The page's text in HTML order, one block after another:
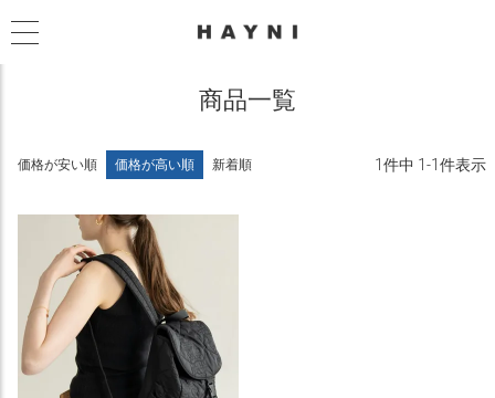
商品一覧
価格が安い順 価格が高い順 新着順 1件中 1-1件表示